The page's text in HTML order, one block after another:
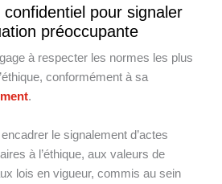
pour signaler
préoccupante
à respecter les normes les plus
conformément à sa
.
le signalement d’actes
à l’éthique, aux valeurs de
lois en vigueur, commis au sein